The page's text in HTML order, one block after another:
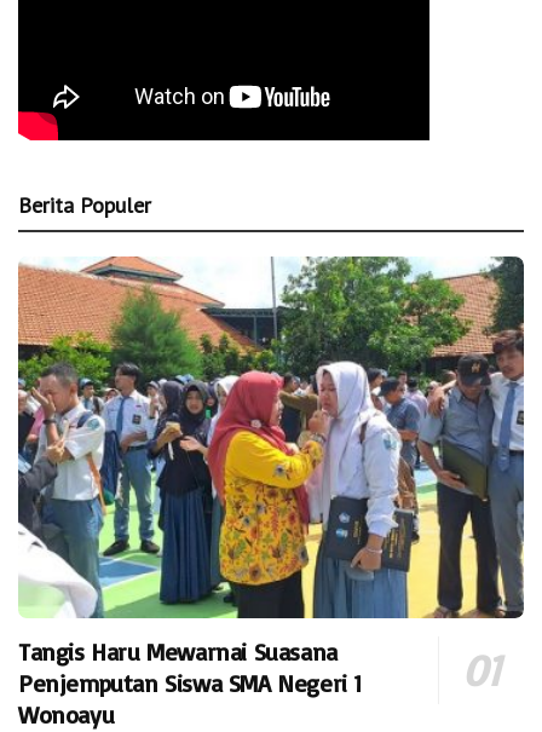
Berita Populer
Tangis Haru Mewarnai Suasana
Penjemputan Siswa SMA Negeri 1
Wonoayu